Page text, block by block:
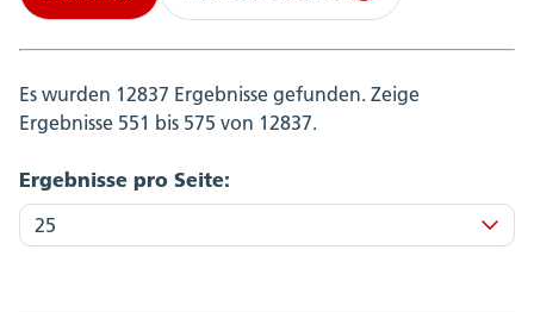
Es wurden 12837 Ergebnisse gefunden. Zeige
Ergebnisse 551 bis 575 von 12837.
Ergebnisse pro Seite: